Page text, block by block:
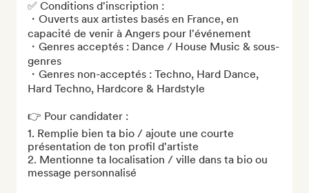
✅ Conditions d'inscription :
・Ouverts aux artistes basés en France, en
capacité de venir à Angers pour l'événement
・Genres acceptés : Dance / House Music & sous-
genres
・Genres non-acceptés : Techno, Hard Dance,
Hard Techno, Hardcore & Hardstyle
👉 Pour candidater :
1. Remplie bien ta bio / ajoute une courte
présentation de ton profil d'artiste
2. Mentionne ta localisation / ville dans ta bio ou
message personnalisé